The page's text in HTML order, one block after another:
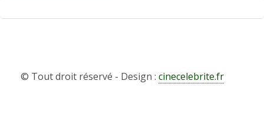
© Tout droit réservé - Design :cinecelebrite.fr